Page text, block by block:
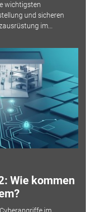
wichtigsten
und sicheren
im...
Wie kommen